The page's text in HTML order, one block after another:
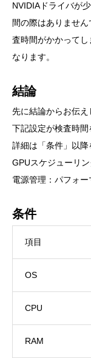
NVIDIAドライバが
間の際はありませ
査時間がかかって
なります。
結論
先に結論からお伝え
下記設定が検査時間
詳細は「条件」以降
GPUスケジューリ
電源管理：パフォ
条件
項目
OS
CPU
RAM